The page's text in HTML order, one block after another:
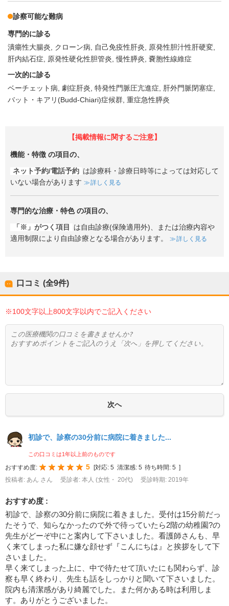
診察可能な難病
専門的に診る
潰瘍性大腸炎
クローン病 自己免疫性肝炎
原発性胆汁性肝硬変
肝内結石症
原発性硬化性胆管炎 慢性膵炎 嚢胞性線維症
一次的に診る
ベーチェット病
劇症肝炎 特発性門脈圧亢進症
肝外門脈閉塞症
バット・キアリ(Budd-Chiari)症候群 重症急性膵炎
【掲載情報に関するご注意】
機能・特徴 の項目の、
ネット予約/電話予約 は診療科・診療日時等によっては対応して
いない場合があります
詳しく見る
専門的な治療・特色の項目の、
「※」がつく項目
は自由診療(保険適用外)、または治療内容や
適用制限により自由診療となる場合があります。
詳しく見る
口コミ (全9件)
※100文字以上800文字以内でご記入ください
初診で、診察の30分前に病院に着きました...
この口コミは1年以上前のものです
おすすめ度: 5 [対応: 5 清潔感: 5 待ち時間: 5 ]
投稿者: あん さん
受診者: 本人 (女性・ 20代) 受診時期: 2019年
おすすめ度 :
初診で、診察の30分前に病院に着きました。受付は15分前だっ
たそうで、知らなかったので外で待っていたら2階の幼稚園?の
先生がどーぞ中にと案内して下さいました。看護師さんも、早
く来てしまった私に嫌な顔せず『こんにちは』と挨拶をして下
さいました。
早く来てしまった上に、中で待たせて頂いたにも関わらず、診
察も早く終わり、先生も話をしっかりと聞いて下さいました。
院内も清潔感があり綺麗でした。また何かある時は利用しま
す。ありがとうございました。